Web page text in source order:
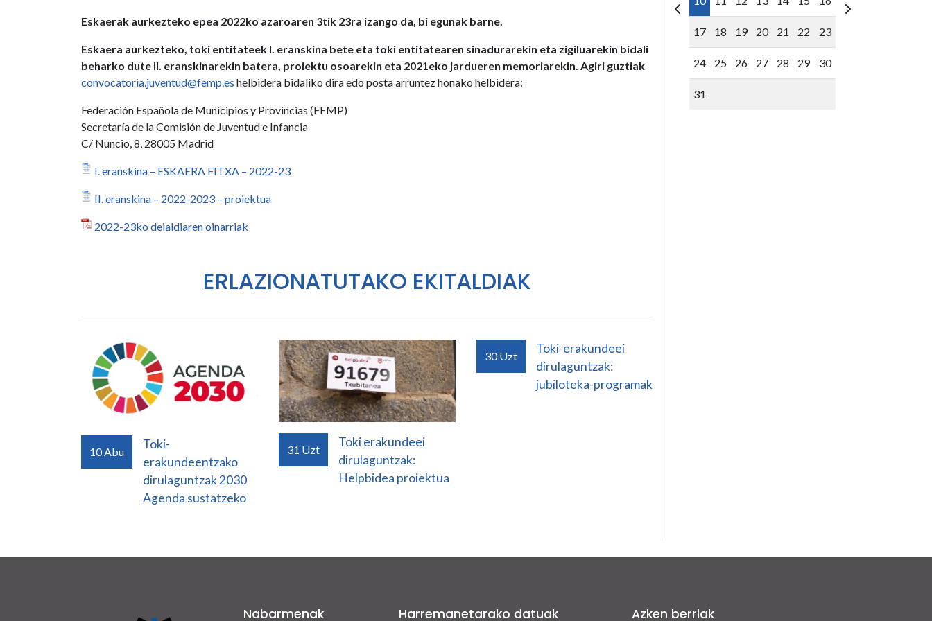
Eskaerak aurkezteko epea 2022ko azaroaren 3tik 23ra izango da, bi egunak barne.
Eskaera aurkezteko, toki entitateek I. eranskina bete eta toki entitatearen sinadurarekin eta zigiluarekin bidali
beharko dute II. eranskinarekin batera, proiektu osoarekin eta 2021eko jardueren memoriarekin. Agiri guztiak
convocatoria.juventud@femp.es helbidera bidaliko dira edo posta arruntez honako helbidera:
Federación Española de Municipios y Provincias (FEMP)
Secretaría de la Comisión de Juventud e Infancia
C/ Nuncio, 8, 28005 Madrid
I. eranskina – ESKAERA FITXA – 2022-23
II. eranskina – 2022-2023 – proiektua
2022-23ko deialdiaren oinarriak
ERLAZIONATUTAKO EKITALDIAK
10 Abu
Toki-
erakundeentzako
dirulaguntzak 2030
Agenda sustatzeko
31 Uzt
Toki erakundeei
dirulaguntzak:
Helpbidea proiektua
30 Uzt
Toki-erakundeei
dirulaguntzak:
jubiloteka-programak
17 18 19 20 21 22 23
24 25 26 27 28 29 30
31
Nabarmenak Harremanetarako datuak Azken berriak